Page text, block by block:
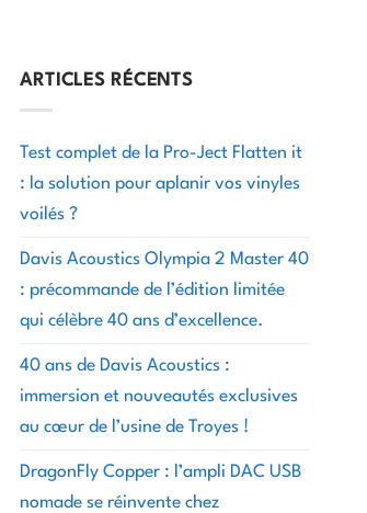
ARTICLES RÉCENTS
Test complet de la Pro-Ject Flatten it
: la solution pour aplanir vos vinyles
voilés ?
Davis Acoustics Olympia 2 Master 40
: précommande de l’édition limitée
qui célèbre 40 ans d’excellence.
40 ans de Davis Acoustics :
immersion et nouveautés exclusives
au cœur de l’usine de Troyes !
DragonFly Copper : l’ampli DAC USB
nomade se réinvente chez